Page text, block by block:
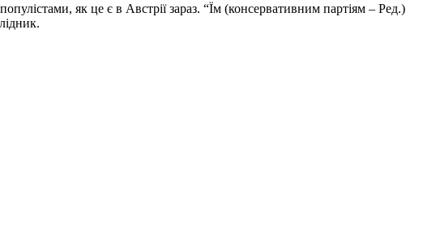
як це є в Австрії зараз. “Їм (консервативним партіям – Ред.)